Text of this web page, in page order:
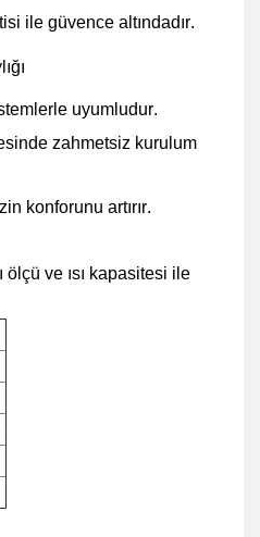
ile güvence altındadır.
uyumludur.
zahmetsiz kurulum
konforunu artırır.
ve ısı kapasitesi ile